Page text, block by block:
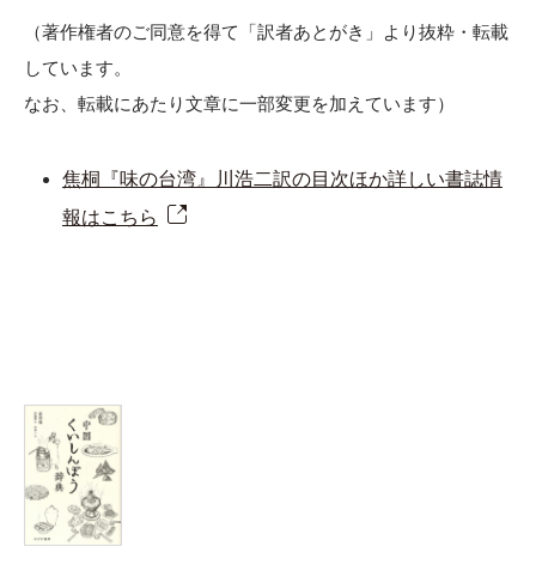
（著作権者のご同意を得て「訳者あとがき」より抜粋・転載
しています。
なお、転載にあたり文章に一部変更を加えています）
焦桐『味の台湾』川浩二訳の目次ほか詳しい書誌情
報はこちら